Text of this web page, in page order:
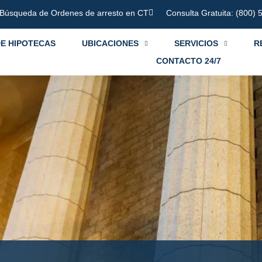
Búsqueda de Ordenes de arresto en CT Consulta Gratuita: (800)
HIPOTECAS UBICACIONES SERVICIOS
CONTACTO 24/7